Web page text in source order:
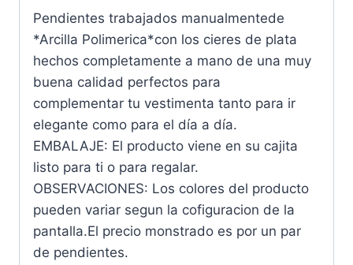
Pendientes trabajados manualmentede
*Arcilla Polimerica*con los cieres de plata
hechos completamente a mano de una muy
buena calidad perfectos para
complementar tu vestimenta tanto para ir
elegante como para el día a día.
EMBALAJE: El producto viene en su cajita
listo para ti o para regalar.
OBSERVACIONES: Los colores del producto
pueden variar segun la cofiguracion de la
pantalla.El precio monstrado es por un par
de pendientes.